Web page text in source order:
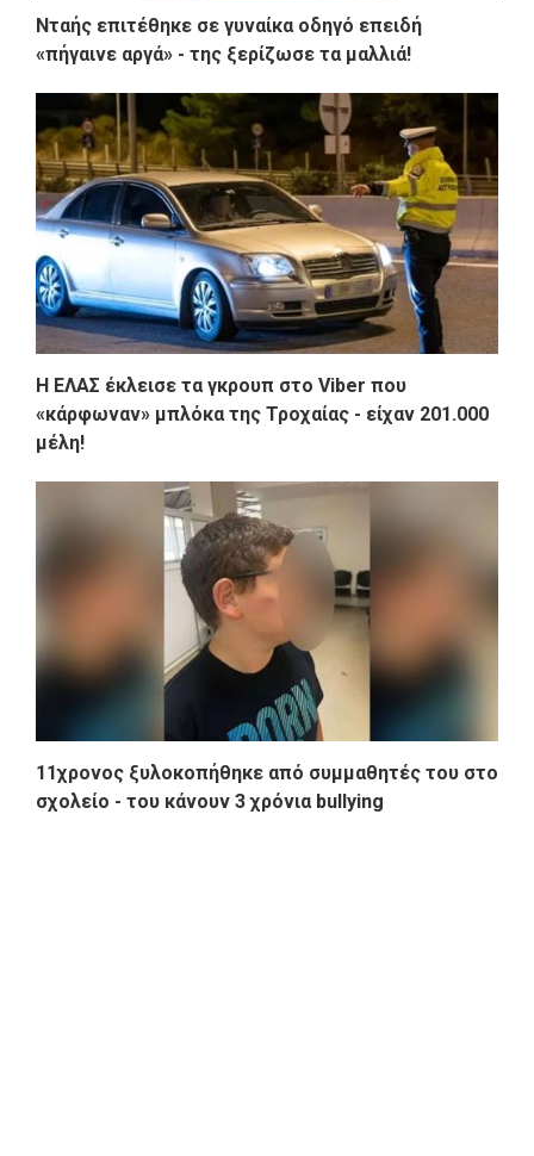
Νταής επιτέθηκε σε γυναίκα οδηγό επειδή
«πήγαινε αργά» - της ξερίζωσε τα μαλλιά!
Η ΕΛΑΣ έκλεισε τα γκρουπ στο Viber που
«κάρφωναν» μπλόκα της Τροχαίας - είχαν 201.000
μέλη!
11χρονος ξυλοκοπήθηκε από συμμαθητές του στο
σχολείο - του κάνουν 3 χρόνια bullying